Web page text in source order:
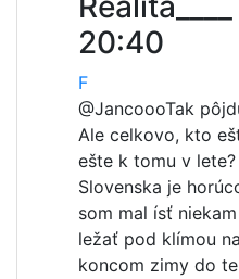
20:40
F
@JancoooTak
Ale celkovo, kto
ešte k tomu v
Slovenska je
som mal ísť
ležať pod klímou
koncom zimy do